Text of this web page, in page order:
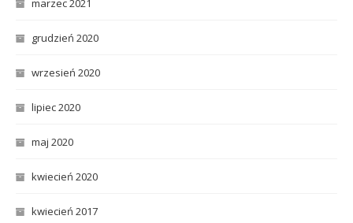
marzec 2021
grudzień 2020
wrzesień 2020
lipiec 2020
maj 2020
kwiecień 2020
kwiecień 2017